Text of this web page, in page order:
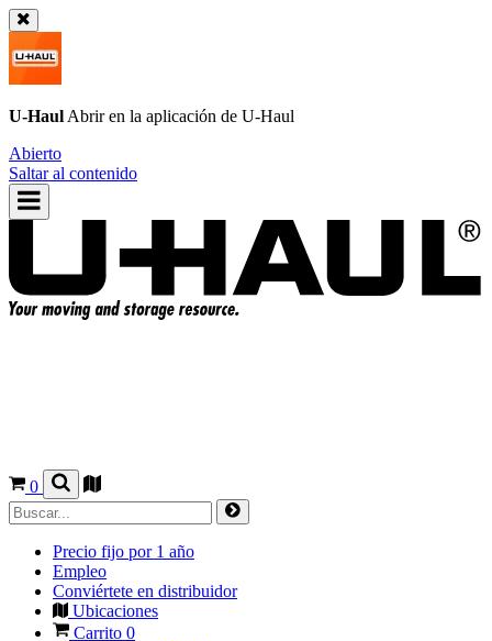
U-Haul Abrir en la aplicación de U-Haul
Abierto
Saltar al contenido
0
Precio fijo por 1 año
Empleo
Conviértete en distribuidor
Ubicaciones
Carrito 0